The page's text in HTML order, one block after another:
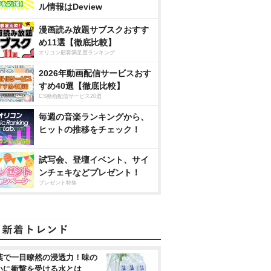
ル情報はDeview
漫画読み放題サブスクおすす
め11選【徹底比較】
オリコン顧客満足度ランキング
2026年動画配信サービスおす
すめ40選【徹底比較】
CS動画配信サービス20選
毎週の音楽ランキングから、
ヒットの推移をチェック！
試写会、登壇イベント、サイ
ンチェキなどプレゼント！
プレゼント特集
で一目瞭然の浸透力！味の
に衝撃を受ける水とは